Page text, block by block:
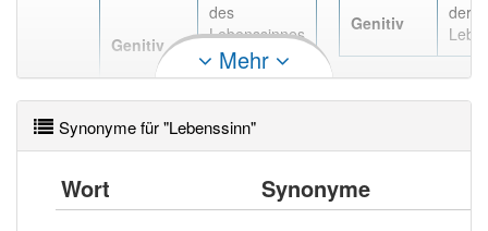
Genitiv
des
Lebenssinnes
, des
Lebenssinns
Genitiv
der
Mehr
Synonyme für "Lebenssinn"
Wort Synonyme